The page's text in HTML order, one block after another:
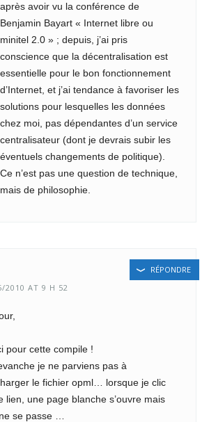
après avoir vu la conférence de
Benjamin Bayart « Internet libre ou
minitel 2.0 » ; depuis, j’ai pris
conscience que la décentralisation est
essentielle pour le bon fonctionnement
d’Internet, et j’ai tendance à favoriser les
solutions pour lesquelles les données
chez moi, pas dépendantes d’un service
centralisateur (dont je devrais subir les
éventuels changements de politique).
Ce n’est pas une question de technique,
mais de philosophie.
2010 AT 9 H 52
pour cette compile !
je ne parviens pas à
le fichier opml… lorsque je clic
lien, une page blanche s’ouvre mais
se passe …
RÉPONDRE